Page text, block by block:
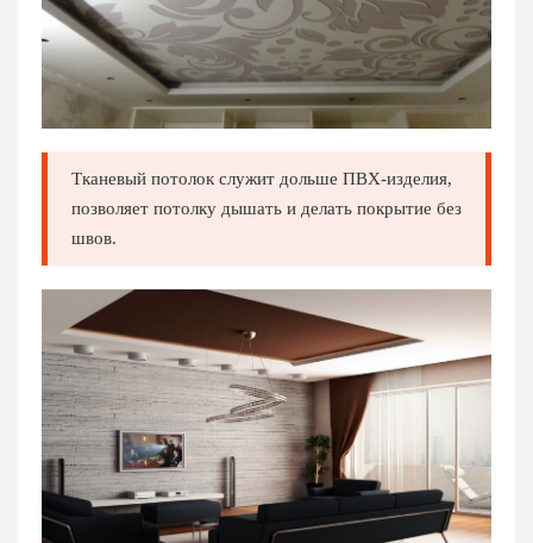
Тканевый потолок служит дольше ПВХ-изделия,
позволяет потолку дышать и делать покрытие без
швов.